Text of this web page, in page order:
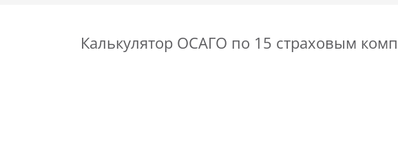
Калькулятор ОСАГО по 15 страховым